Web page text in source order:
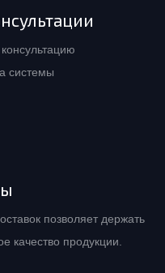
системы
позволяет держать
качество продукции.